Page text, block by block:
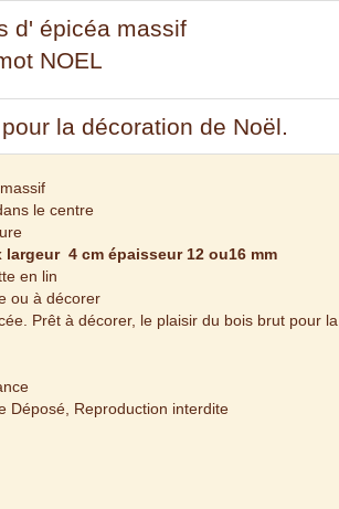
d' épicéa massif
NOEL
la décoration de Noël.
le centre
4 cm épaisseur 12 ou16 mm
en lin
ou à décorer
Prêt à décorer, le plaisir du bois brut pour
Déposé, Reproduction interdite